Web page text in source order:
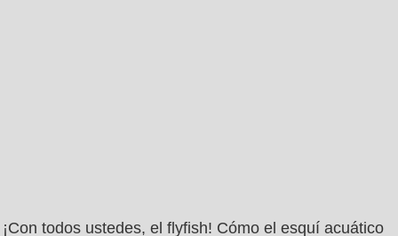
¡Con todos ustedes, el flyfish! Cómo el esquí acuático